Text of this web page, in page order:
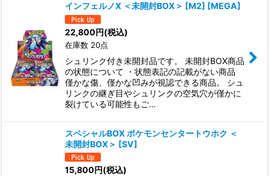
インフェルノX ＜未開封BOX＞ [M2] [MEGA]
22,800円(税込)
在庫数 20点
シュリンク付き未開封品です。 未開封BOX商品
の状態について ・状態表記の記載がない商品
僅かな傷、僅かな凹みが視認できる商品。 シュ
リンクの継ぎ目やシュリンクの空気穴が僅かに
裂けている可能性もご…
スペシャルBOX ポケモンセンタートウホク ＜
未開封BOX＞ [SV]
15,800円(税込)